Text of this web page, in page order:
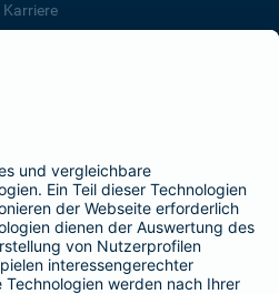
Karriere
der BarmeniaGothaer
SEITEN